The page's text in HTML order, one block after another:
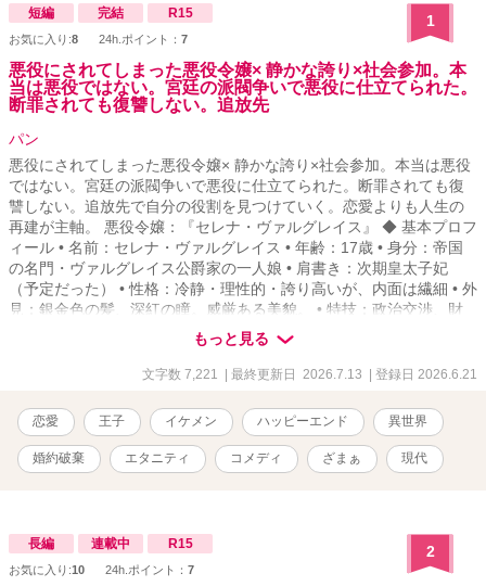
短編 完結 R15
お気に入り:8 24h.ポイント： 7
1
悪役にされてしまった悪役令嬢× 静かな誇り×社会参加。本
当は悪役ではない。宮廷の派閥争いで悪役に仕立てられた。
断罪されても復讐しない。追放先
パン
悪役にされてしまった悪役令嬢× 静かな誇り×社会参加。本当は悪役
ではない。宮廷の派閥争いで悪役に仕立てられた。断罪されても復
讐しない。追放先で自分の役割を見つけていく。恋愛よりも人生の
再建が主軸。 悪役令嬢：『セレナ・ヴァルグレイス』 ◆ 基本プロフ
ィール • 名前：セレナ・ヴァルグレイス • 年齢：17歳 • 身分：帝国
の名門・ヴァルグレイス公爵家の一人娘 • 肩書き：次期皇太子妃
（予定だった） • 性格：冷静・理性的・誇り高いが、内面は繊細 • 外
見：銀金色の髪、深紅の瞳。威厳ある美貌。 • 特技：政治交渉、財
務管理、魔法薬学（母の影響） • 弱点：人に甘えるのが苦手。孤独
もっと見る
文字数 7,221 | 最終更新日 2026.7.13 | 登録日 2026.6.21
恋愛 王子 イケメン ハッピーエンド 異世界
婚約破棄 エタニティ コメディ ざまぁ 現代
長編 連載中 R15
お気に入り:10 24h.ポイント： 7
2